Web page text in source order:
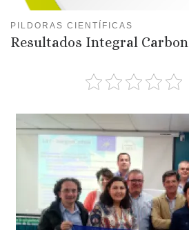
PILDORAS CIENTÍFICAS
Resultados Integral Carbon